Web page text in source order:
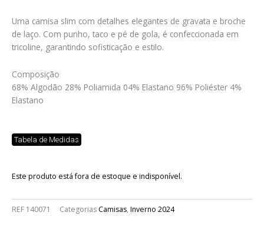
Uma camisa slim com detalhes elegantes de gravata e broche
de laço. Com punho, taco e pé de gola, é confeccionada em
tricoline, garantindo sofisticação e estilo.
Composição
68% Algodão 28% Poliamida 04% Elastano 96% Poliéster 4%
Elastano
Tabela de Medidas
Este produto está fora de estoque e indisponível.
REF 140071 Categorias Camisas, Inverno 2024